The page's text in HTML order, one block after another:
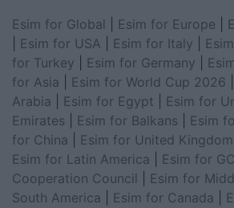
Esim for Global Esim for Europe
Esim for USA Esim for Italy
for Turkey
Esim for Germany
for Asia
Esim for World Cup 2026
Arabia
Esim for Egypt
Esim for
Emirates
Esim for Balkans Esim
for China
Esim for United Kingdom
Esim for Latin America
Esim for
Cooperation Council
Esim for
South America
Esim for Canada